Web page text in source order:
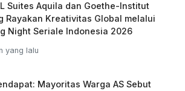
Suites Aquila dan Goethe-Institut
Rayakan Kreativitas Global melalui
Night Seriale Indonesia 2026
yang lalu
Mayoritas Warga AS Sebut